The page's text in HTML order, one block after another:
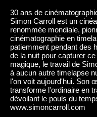
30 ans de
Simon Carroll est un
renommée mondiale,
cinématographie en
patiemment pendant des
de la nuit pour capturer
magique, le travail de
à aucun autre timelapse
l'on voit aujourd'hui. Son
transforme l'ordinaire en
dévoilant le pouls du
www.simoncarroll.com